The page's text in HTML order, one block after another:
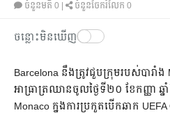
ចំនួនមតិ 0 ចំនួនចែករំលែក 0
ចន្លោះមិនឃើញ
Barcelona នឹង​ត្រូវ​ជួប​ក្រុម​របស់​បារ
អាធ្រាត្រ​​ឈាន​ចូល​​ថ្ងៃ​ទី​២០ ​ខែ​កញ្ញា
Monaco ​ក្នុង​កា​រប្រកួត​បើក​ឆាក​